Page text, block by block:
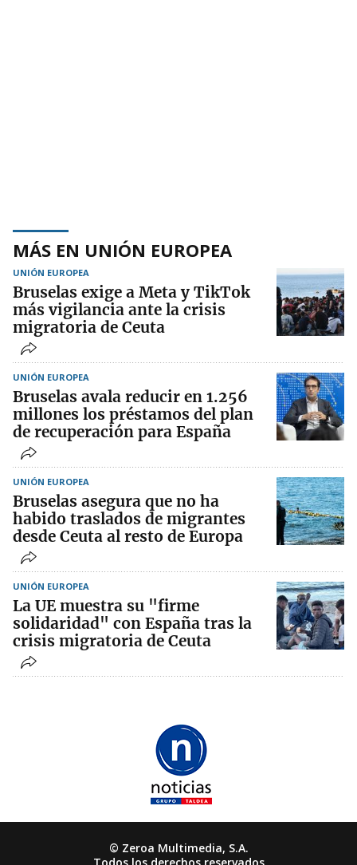
MÁS EN UNIÓN EUROPEA
UNIÓN EUROPEA
Bruselas exige a Meta y TikTok
más vigilancia ante la crisis
migratoria de Ceuta
UNIÓN EUROPEA
Bruselas avala reducir en 1.256
millones los préstamos del plan
de recuperación para España
UNIÓN EUROPEA
Bruselas asegura que no ha
habido traslados de migrantes
desde Ceuta al resto de Europa
UNIÓN EUROPEA
La UE muestra su "firme
solidaridad" con España tras la
crisis migratoria de Ceuta
© Zeroa Multimedia, S.A.